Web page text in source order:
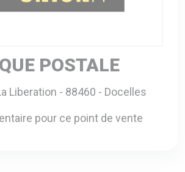
POSTALE
Liberation - 88460 - Docelles
pour ce point de vente